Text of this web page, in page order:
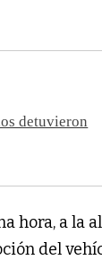
detuvieron
hora, a la
del